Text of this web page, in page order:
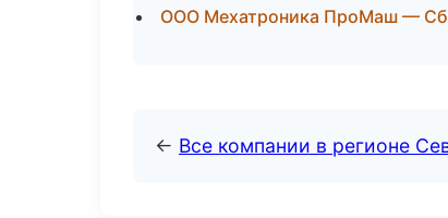
ООО Мехатроника ПроМаш —
← Все компании в регионе